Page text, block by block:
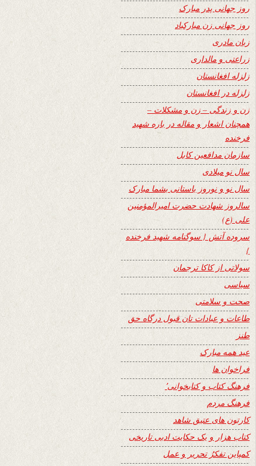
روز جهانی پدر مبارک
روز جهانی زن مبارکباد
زبان مادری
زراعتی و مالداری
زلزله افغانستان
زلزله در افغانستان
زن و زندگی – زن و مشکلات –
همچنان اشعار و مقاله در باره شهید
فرخنده
سازمان مدافعین کابل
سال نو میلادی
سال نو و نوروز باستانی بشما مبارک
سالروز شهادت حضرت امیرالمؤمنین
علی (ع)
سروده آتش { سوگنامه شهید فرخنده
}
سولاتی از کاکا ترجمان
سیاسی
صحت و سلامتی
طاعات و عبادات تان قبول درگاه حق
طنز
عید همه مبارک
فراخوان ها
فرهنگ کتاب و کتابخوانی٬
فرهنگ مردم
کارتون های عتیق شاهد
کتاب هزار و یک حکایت ادبی تاریخی
کمپاین تفکرُ تحریر و عمل